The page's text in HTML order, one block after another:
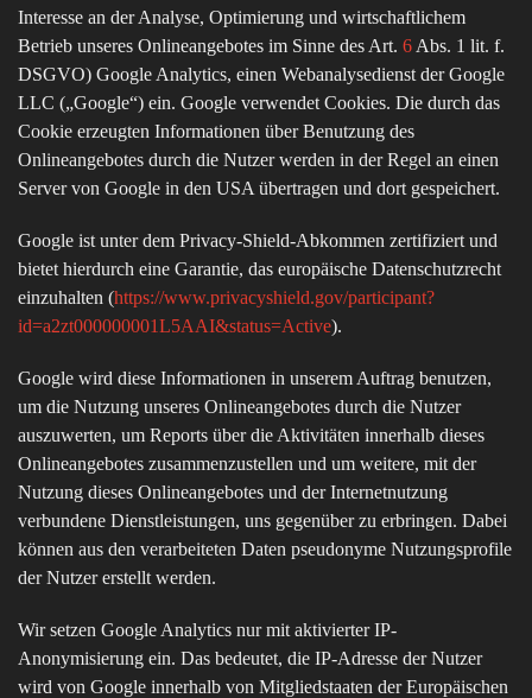
Interesse an der Analyse, Optimierung und wirtschaftlichem
Betrieb unseres Onlineangebotes im Sinne des Art. 6 Abs. 1 lit. f.
DSGVO) Google Analytics, einen Webanalysedienst der Google
LLC („Google“) ein. Google verwendet Cookies. Die durch das
Cookie erzeugten Informationen über Benutzung des
Onlineangebotes durch die Nutzer werden in der Regel an einen
Server von Google in den USA übertragen und dort gespeichert.
Google ist unter dem Privacy-Shield-Abkommen zertifiziert und
bietet hierdurch eine Garantie, das europäische Datenschutzrecht
einzuhalten (https://www.privacyshield.gov/participant?
id=a2zt000000001L5AAI&status=Active).
Google wird diese Informationen in unserem Auftrag benutzen,
um die Nutzung unseres Onlineangebotes durch die Nutzer
auszuwerten, um Reports über die Aktivitäten innerhalb dieses
Onlineangebotes zusammenzustellen und um weitere, mit der
Nutzung dieses Onlineangebotes und der Internetnutzung
verbundene Dienstleistungen, uns gegenüber zu erbringen. Dabei
können aus den verarbeiteten Daten pseudonyme Nutzungsprofile
der Nutzer erstellt werden.
Wir setzen Google Analytics nur mit aktivierter IP-
Anonymisierung ein. Das bedeutet, die IP-Adresse der Nutzer
wird von Google innerhalb von Mitgliedstaaten der Europäischen